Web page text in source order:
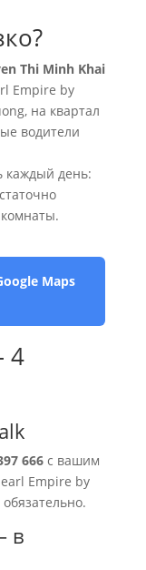
Thi Minh Khai
Empire by
на квартал
водители
каждый день:
Maps
4
666с вашим
Empire by
в